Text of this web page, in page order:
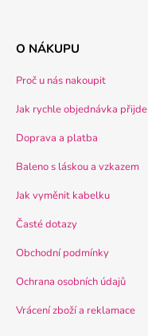
O NÁKUPU
Proč u nás nakoupit
Jak rychle objednávka přijde
Doprava a platba
Baleno s láskou a vzkazem
Jak vyměnit kabelku
Časté dotazy
Obchodní podmínky
Ochrana osobních údajů
Vrácení zboží a reklamace